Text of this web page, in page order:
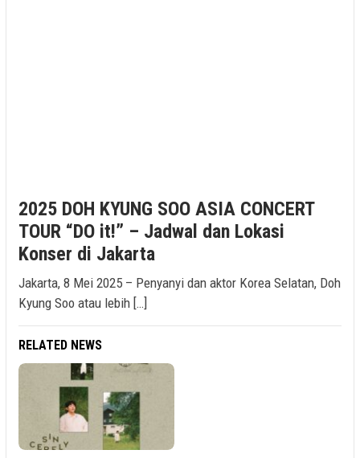
2025 DOH KYUNG SOO ASIA CONCERT
TOUR “DO it!” – Jadwal dan Lokasi
Konser di Jakarta
Jakarta, 8 Mei 2025 – Penyanyi dan aktor Korea Selatan, Doh
Kyung Soo atau lebih […]
RELATED NEWS